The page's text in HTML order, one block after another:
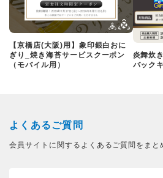
【京橋店(大阪)用】象印銀白おに
ぎり_焼き海苔サービスクーポン
（モバイル用）
炎舞炊
バック
よくあるご質問
会員サイトに関するよくあるご質問をまと